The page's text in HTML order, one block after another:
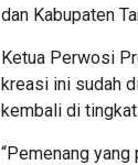
dan Kabupaten
Ketua Perwosi
kreasi ini sudah
kembali di
“Pemenang